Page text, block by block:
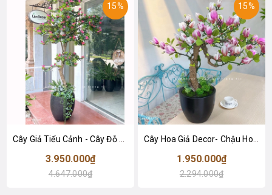
15%
3.950.000₫
4.647.000₫
15%
1.950.000₫
2.294.000₫